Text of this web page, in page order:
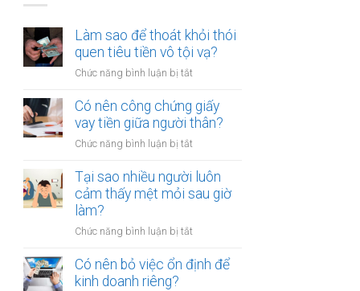
Làm sao để thoát khỏi thói
quen tiêu tiền vô tội vạ?
Chức năng bình luận bị tắt
sao
để
khỏi
quen
tiêu
vạ?
Có nên công chứng giấy
vay tiền giữa người thân?
Chức năng bình luận bị tắt
nên
công
chứng
vay
giữa
Tại sao nhiều người luôn
cảm thấy mệt mỏi sau giờ
làm?
Chức năng bình luận bị tắt
sao
Có nên bỏ việc ổn định để
kinh doanh riêng?